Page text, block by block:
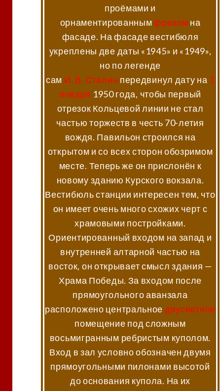
проёмами и
орнаментированнымфризом на
фасаде. На фасаде вестибюля
укреплены две даты «1945» и «1949»,
но по легенде
сам И. В. Сталин передвинул дату на 1
января 1950 года, чтобы первый
отрезок Кольцевой линии не стал
частью торжеств в честь 70-летия
вождя. Павильон строился на
открытом и со всех сторон обозримом
месте. Теперь же он прислонён к
новому зданию Курского вокзала.
Вестибюль станции интересен тем, что
он имеет очень много схожих черт с
храмовыми постройками.
Ориентированный входом на запад и
внутренней алтарной частью на
восток, он открывает смысл здания —
Храма Победы. За входом после
прямоугольного аванзала
расположено центральное двусветное
помещение под сложным
восьмигранным ребристым куполом.
Вход в зал условно обозначен двумя
прямоугольными пилонами высотой
до основания купола. На их